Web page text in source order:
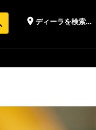
place ディーラを検索する